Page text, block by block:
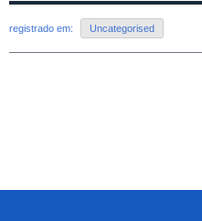
registrado em: Uncategorised